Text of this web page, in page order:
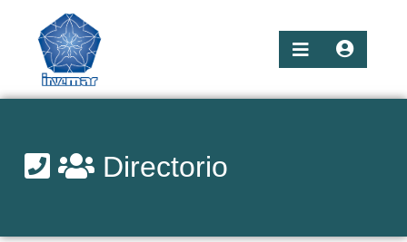
Directorio